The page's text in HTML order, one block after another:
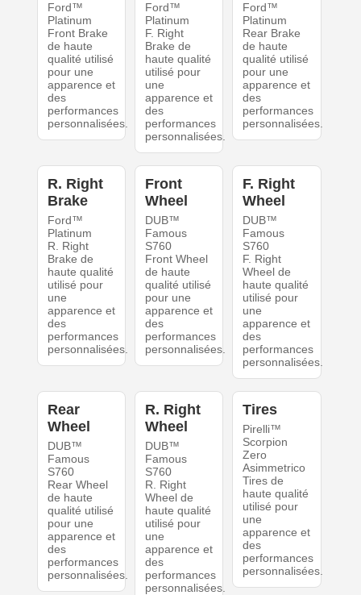
Ford™
Platinum
Front Brake
de haute
qualité utilisé
pour une
apparence et
des
performances
personnalisées.
Ford™
Platinum
F. Right
Brake de
haute qualité
utilisé pour
une
apparence et
des
performances
personnalisées.
Ford™
Platinum
Rear Brake
de haute
qualité utilisé
pour une
apparence et
des
performances
personnalisées.
R. Right
Brake
Ford™
Platinum
R. Right
Brake de
haute qualité
utilisé pour
une
apparence et
des
performances
personnalisées.
Front
Wheel
DUB™
Famous
S760
Front Wheel
de haute
qualité utilisé
pour une
apparence et
des
performances
personnalisées.
F. Right
Wheel
DUB™
Famous
S760
F. Right
Wheel de
haute qualité
utilisé pour
une
apparence et
des
performances
personnalisées.
Rear
Wheel
DUB™
Famous
S760
Rear Wheel
de haute
qualité utilisé
pour une
apparence et
des
performances
personnalisées.
R. Right
Wheel
DUB™
Famous
S760
R. Right
Wheel de
haute qualité
utilisé pour
une
apparence et
des
performances
personnalisées.
Tires
Pirelli™
Scorpion
Zero
Asimmetrico
Tires de
haute qualité
utilisé pour
une
apparence et
des
performances
personnalisées.